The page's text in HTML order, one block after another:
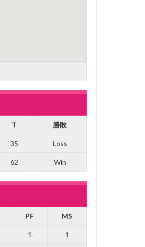
T 勝敗
35 Loss
62 Win
PF MS
1 1